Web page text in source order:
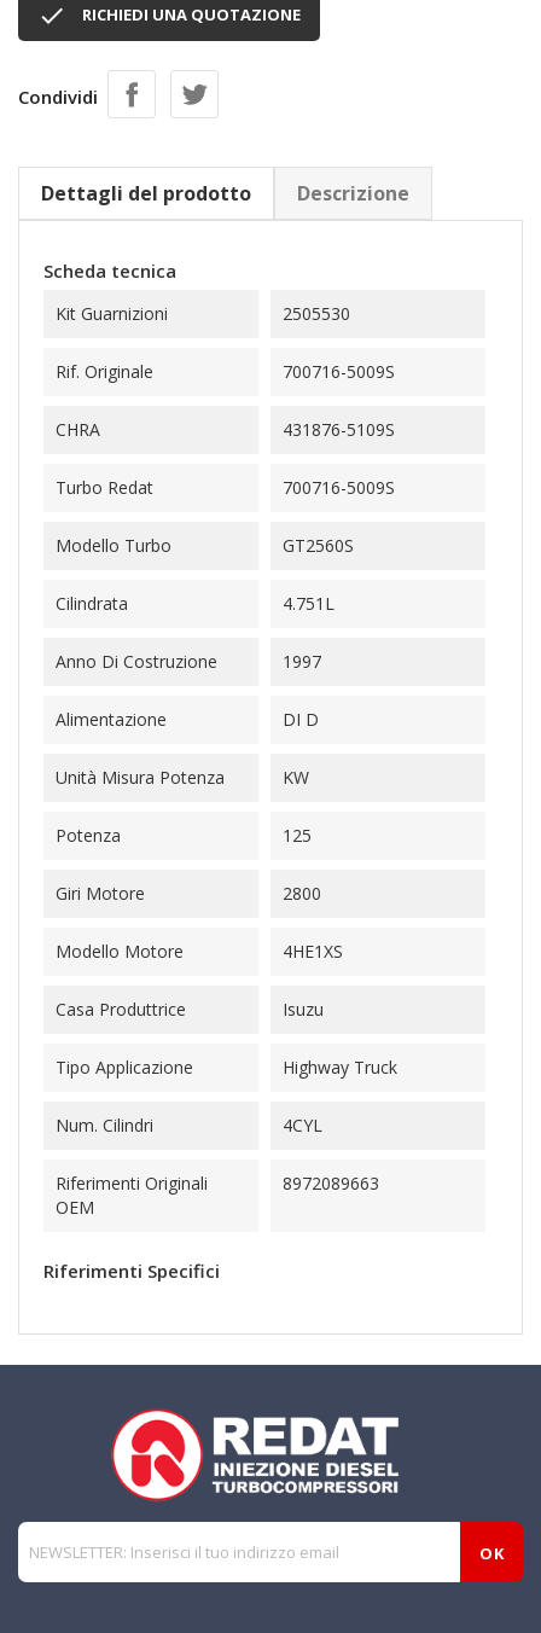
 RICHIEDI UNA QUOTAZIONE
Condividi
Dettagli del prodotto Descrizione
Scheda tecnica
Kit Guarnizioni 2505530
Rif. Originale 700716-5009S
CHRA 431876-5109S
Turbo Redat 700716-5009S
Modello Turbo GT2560S
Cilindrata 4.751L
Anno Di Costruzione 1997
Alimentazione DI D
Unità Misura Potenza KW
Potenza 125
Giri Motore 2800
Modello Motore 4HE1XS
Casa Produttrice Isuzu
Tipo Applicazione Highway Truck
Num. Cilindri 4CYL
Riferimenti Originali
OEM
8972089663
Riferimenti Specifici